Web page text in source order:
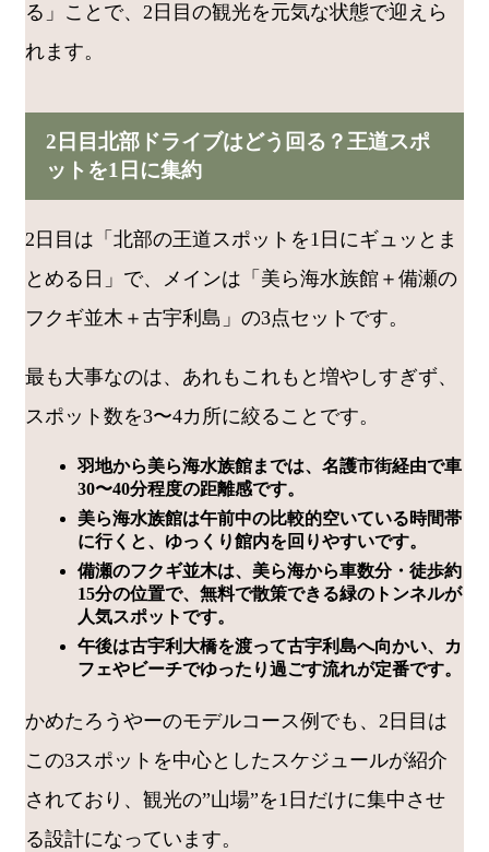
る」ことで、2日目の観光を元気な状態で迎えら
れます。
2日目北部ドライブはどう回る？王道スポ
ットを1日に集約
2日目は「北部の王道スポットを1日にギュッとま
とめる日」で、メインは「美ら海水族館＋備瀬の
フクギ並木＋古宇利島」の3点セットです。
最も大事なのは、あれもこれもと増やしすぎず、
スポット数を3〜4カ所に絞ることです。
羽地から美ら海水族館までは、名護市街経由で車
30〜40分程度の距離感です。
美ら海水族館は午前中の比較的空いている時間帯
に行くと、ゆっくり館内を回りやすいです。
備瀬のフクギ並木は、美ら海から車数分・徒歩約
15分の位置で、無料で散策できる緑のトンネルが
人気スポットです。
午後は古宇利大橋を渡って古宇利島へ向かい、カ
フェやビーチでゆったり過ごす流れが定番です。
かめたろうやーのモデルコース例でも、2日目は
この3スポットを中心としたスケジュールが紹介
されており、観光の”山場”を1日だけに集中させ
る設計になっています。